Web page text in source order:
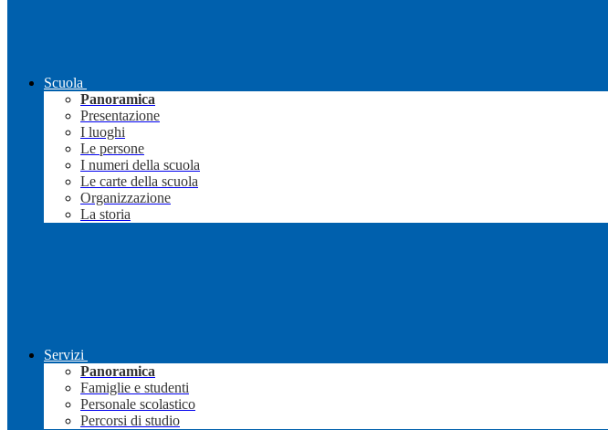
Scuola
Panoramica
Presentazione
I luoghi
Le persone
I numeri della scuola
Le carte della scuola
Organizzazione
La storia
Servizi
Panoramica
Famiglie e studenti
Personale scolastico
Percorsi di studio